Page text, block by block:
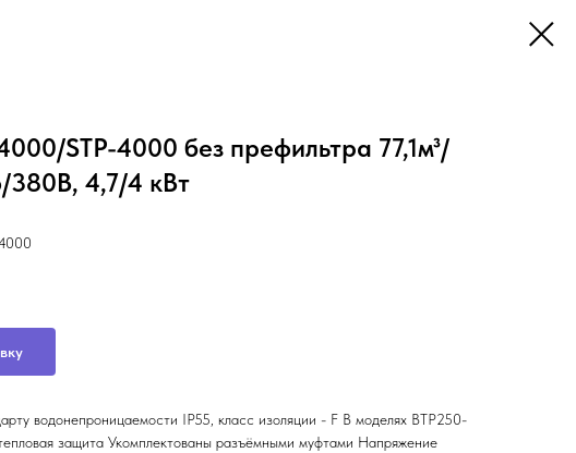
STP-4000 без префильтра 77,1м³/
4,7/4 кВт
водонепроницаемости IP55, класс изоляции - F В моделях ВТР250-
защита Укомплектованы разъёмными муфтами Напряжение